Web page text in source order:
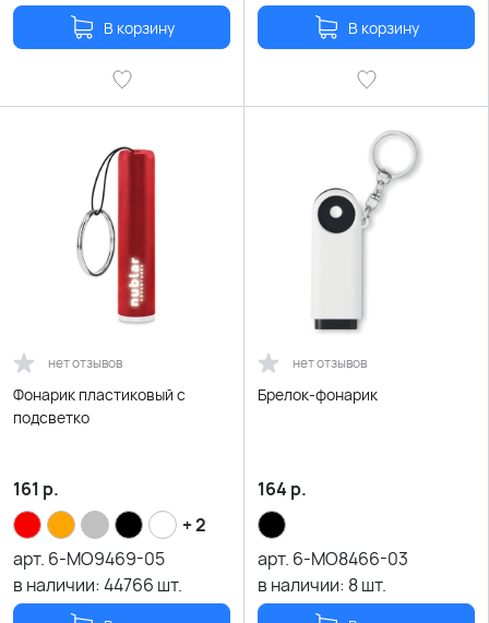
В корзину В корзину
нет отзывов
Фонарик пластиковый с
подсветко
161 р.
+ 2
арт. 6-MO9469-05
в наличии:44766 шт.
нет отзывов
Брелок-фонарик
164 р.
арт. 6-MO8466-03
в наличии: 8шт.